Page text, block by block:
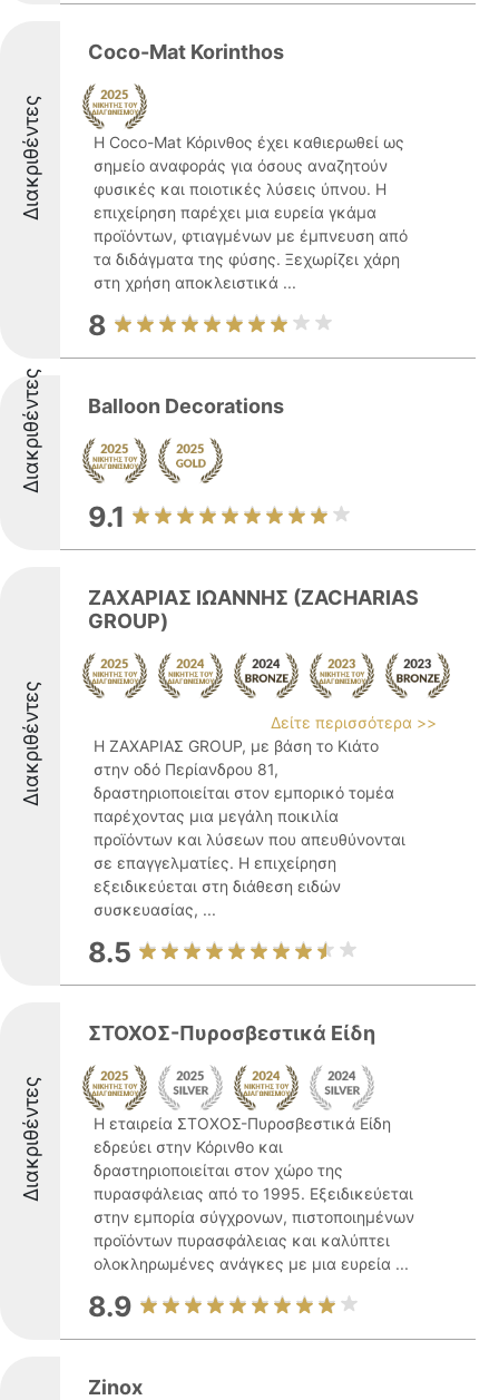
Διακριθέντες
Coco-Mat Korinthos
Η Coco-Mat Κόρινθος έχει καθιερωθεί ως
σημείο αναφοράς για όσους αναζητούν
φυσικές και ποιοτικές λύσεις ύπνου. Η
επιχείρηση παρέχει μια ευρεία γκάμα
προϊόντων, φτιαγμένων με έμπνευση από
τα διδάγματα της φύσης. Ξεχωρίζει χάρη
στη χρήση αποκλειστικά ...
8
Διακριθέντες Balloon Decorations
9.1
Διακριθέντες
ΖΑΧΑΡΙΑΣ ΙΩΑΝΝΗΣ (ZACHARIAS
GROUP)
Δείτε περισσότερα >>
Η ΖΑΧΑΡΙΑΣ GROUP, με βάση το Κιάτο
στην οδό Περίανδρου 81,
δραστηριοποιείται στον εμπορικό τομέα
παρέχοντας μια μεγάλη ποικιλία
προϊόντων και λύσεων που απευθύνονται
σε επαγγελματίες. Η επιχείρηση
εξειδικεύεται στη διάθεση ειδών
συσκευασίας, ...
8.5
Διακριθέντες
ΣΤΟΧΟΣ-Πυροσβεστικά Είδη
Η εταιρεία ΣΤΟΧΟΣ-Πυροσβεστικά Είδη
εδρεύει στην Κόρινθο και
δραστηριοποιείται στον χώρο της
πυρασφάλειας από το 1995. Εξειδικεύεται
στην εμπορία σύγχρονων, πιστοποιημένων
προϊόντων πυρασφάλειας και καλύπτει
ολοκληρωμένες ανάγκες με μια ευρεία ...
8.9
Zinox